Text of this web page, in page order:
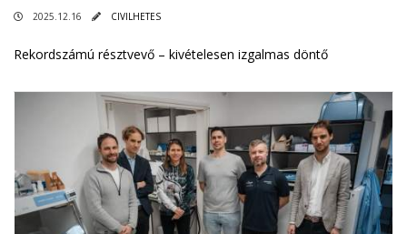
2025.12.16 CIVILHETES
Rekordszámú résztvevő – kivételesen izgalmas döntő